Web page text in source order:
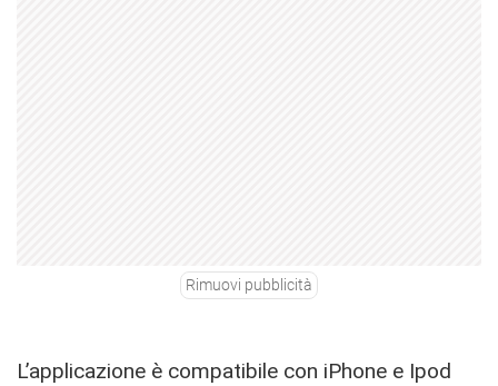
Rimuovi pubblicità
L’applicazione è compatibile con iPhone e Ipod